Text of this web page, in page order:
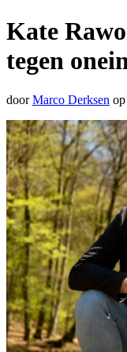
Kate
tegen
doorMarco Derksen